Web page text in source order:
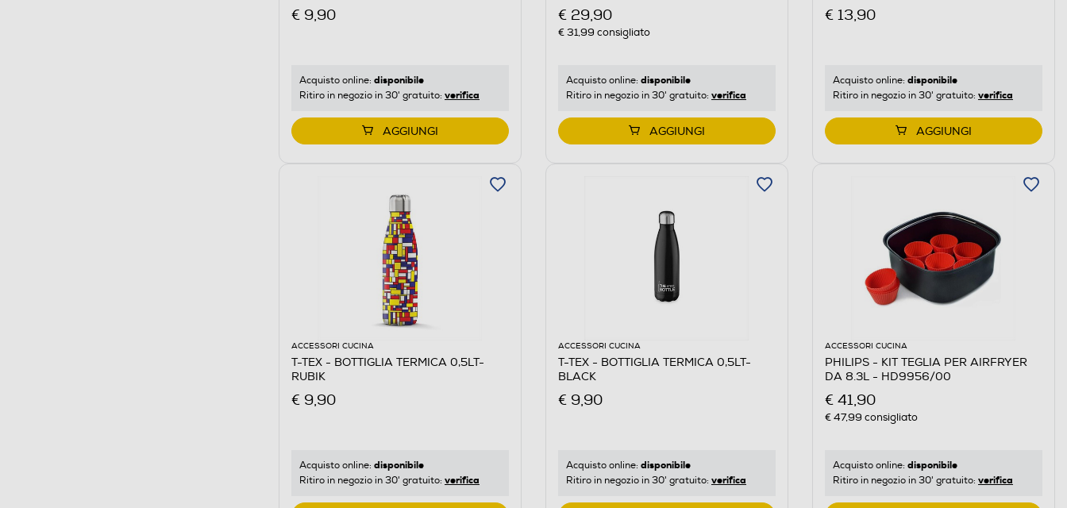
€ 9,90
Acquisto online: disponibile
Ritiro in negozio in 30' gratuito: verifica
AGGIUNGI
€ 29,90
€ 31,99 consigliato
Acquisto online: disponibile
Ritiro in negozio in 30' gratuito: verifica
AGGIUNGI
€ 13,90
Acquisto online: disponibile
Ritiro in negozio in 30' gratuito: verifica
AGGIUNGI
ACCESSORI CUCINA
T-TEX - BOTTIGLIA TERMICA 0,5LT-
RUBIK
€ 9,90
Acquisto online: disponibile
Ritiro in negozio in 30' gratuito: verifica
ACCESSORI CUCINA
T-TEX - BOTTIGLIA TERMICA 0,5LT-
BLACK
€ 9,90
Acquisto online: disponibile
Ritiro in negozio in 30' gratuito: verifica
ACCESSORI CUCINA
PHILIPS - KIT TEGLIA PER AIRFRYER
DA 8.3L - HD9956/00
€ 41,90
€ 47,99 consigliato
Acquisto online: disponibile
Ritiro in negozio in 30' gratuito: verifica